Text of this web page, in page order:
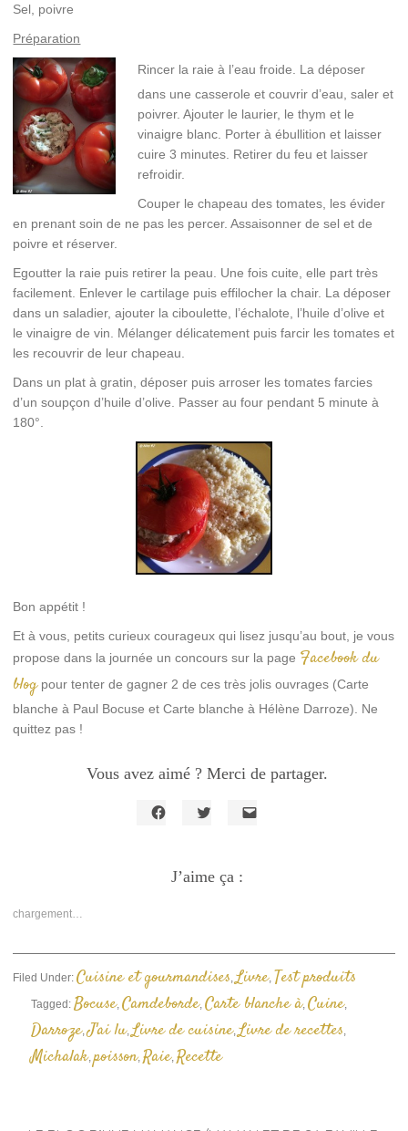
Sel, poivre
Préparation
Rincer la raie à l’eau froide. La déposer
dans une casserole et couvrir d’eau, saler et
poivrer. Ajouter le laurier, le thym et le
vinaigre blanc. Porter à ébullition et laisser
cuire 3 minutes. Retirer du feu et laisser
refroidir.
Couper le chapeau des tomates, les évider
en prenant soin de ne pas les percer. Assaisonner de sel et de
poivre et réserver.
Egoutter la raie puis retirer la peau. Une fois cuite, elle part très
facilement. Enlever le cartilage puis effilocher la chair. La déposer
dans un saladier, ajouter la ciboulette, l’échalote, l’huile d’olive et
le vinaigre de vin. Mélanger délicatement puis farcir les tomates et
les recouvrir de leur chapeau.
Dans un plat à gratin, déposer puis arroser les tomates farcies
d’un soupçon d’huile d’olive. Passer au four pendant 5 minute à
180°.
Bon appétit !
Et à vous, petits curieux courageux qui lisez jusqu’au bout, je vous
propose dans la journée un concours sur la page Facebook du
blogpour tenter de gagner 2 de ces très jolis ouvrages (Carte
blanche à Paul Bocuse et Carte blanche à Hélène Darroze). Ne
quittez pas !
Vous avez aimé ? Merci de partager.
Facebook(ouvre
dans
Twitter(ouvre
dans
dans
une
nouvelle
J’aime ça :
chargement…
Filed Under:Cuisine et gourmandises ,Livre, Test produits
Tagged:Bocuse,Camdeborde,Carte blanche à,Cuine,
Darroze,J'ai lu,Livre de cuisine,Livre de recettes
Michalak,poisson,Raie,Recette